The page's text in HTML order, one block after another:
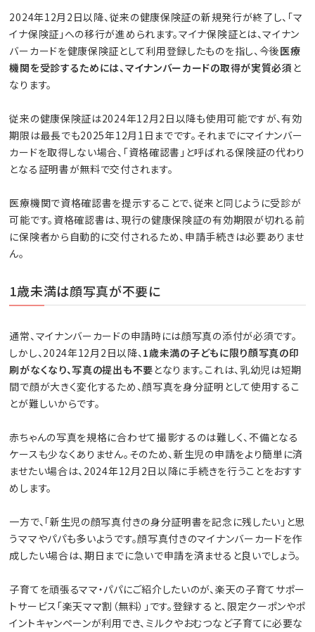
2024年12月2日以降、従来の健康保険証の新規発行が終了し、「マ
イナ保険証」への移行が進められます。マイナ保険証とは、マイナン
バーカードを健康保険証として利用登録したものを指し、今後医療
機関を受診するためには、マイナンバーカードの取得が実質必須 と
なります。
従来の健康保険証は2024年12月2日以降も使用可能ですが、有効
期限は最長でも2025年12月1日までです。それまでにマイナンバー
カードを取得しない場合、「資格確認書」と呼ばれる保険証の代わり
となる証明書が無料で交付されます。
医療機関で資格確認書を提示することで、従来と同じように受診が
可能です。資格確認書は、現行の健康保険証の有効期限が切れる前
に保険者から自動的に交付されるため、申請手続きは必要ありませ
ん。
1歳未満は顔写真が不要に
通常、マイナンバーカードの申請時には顔写真の添付が必須です。
しかし、2024年12月2日以降、1歳未満の子どもに限り顔写真の印
刷がなくなり、写真の提出も不要となります。これは、乳幼児は短期
間で顔が大きく変化するため、顔写真を身分証明として使用するこ
とが難しいからです。
赤ちゃんの写真を規格に合わせて撮影するのは難しく、不備となる
ケースも少なくありません。そのため、新生児の申請をより簡単に済
ませたい場合は、2024年12月2日以降に手続きを行うことをおすす
めします。
一方で、「新生児の顔写真付きの身分証明書を記念に残したい」と思
うママやパパも多いようです。顔写真付きのマイナンバーカードを作
成したい場合は、期日までに急いで申請を済ませると良いでしょう。
子育てを頑張るママ・パパにご紹介したいのが、楽天の子育てサポー
トサービス「楽天ママ割（無料）」です。登録すると、限定クーポンやポ
イントキャンペーンが利用でき、ミルクやおむつなど子育てに必要な